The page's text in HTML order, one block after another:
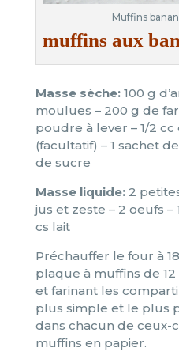
Muffins
muffins aux
Masse sèche:100 g
moulues – 200 g de
poudre à lever – 1/2
(facultatif) – 1 sachet
de sucre
Masse liquide:2
jus et zeste – 2 oeufs
cs lait
Préchauffer le four à
plaque à muffins de
et farinant les
plus simple et le plus
dans chacun de ceux-
muffins en papier.